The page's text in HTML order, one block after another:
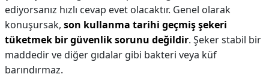
ediyorsanız hızlı cevap evet olacaktır. Genel olarak
konuşursak, son kullanma tarihi geçmiş şekeri
tüketmek bir güvenlik sorunu değildir. Şeker stabil bir
maddedir ve diğer gıdalar gibi bakteri veya küf
barındırmaz.